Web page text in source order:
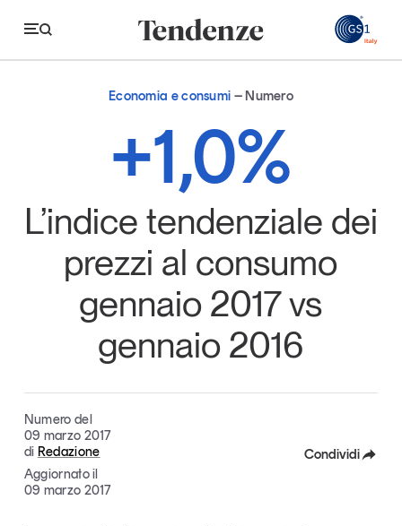
Tendenze
Economia e consumi
Innovazione
Logistica
Retail e brand
Sostenibilità
Grandi temi
Magazine
Articoli
Opinioni
Dossier
Il Numero
Studi e ricerche
Economia e consumi Numero
+1,0%
L’indice tendenziale dei
prezzi al consumo
gennaio 2017 vs
gennaio 2016
Numero del
09 marzo 2017
di Redazione
Aggiornato il
09 marzo 2017
Condividi